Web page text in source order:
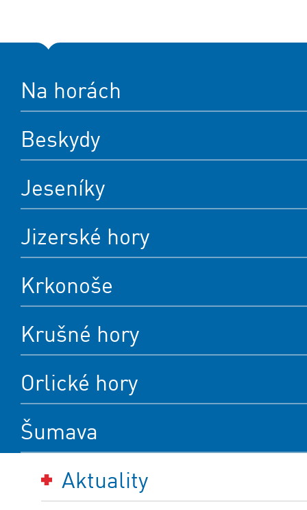
Na horách
Beskydy
Jeseníky
Jizerské hory
Krkonoše
Krušné hory
Orlické hory
Šumava
Aktuality